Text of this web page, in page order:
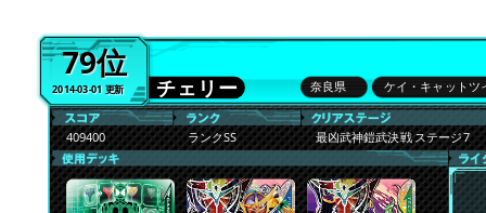
79位
2014-03-01 更新 チェリー 奈良県 ケイ・キャットツ
409400 ランクSS 最凶武神鎧武決戦 ステージ7